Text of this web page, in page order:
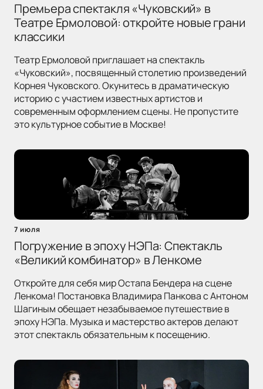
Премьера спектакля «Чуковский» в
Театре Ермоловой: откройте новые грани
классики
Театр Ермоловой приглашает на спектакль
«Чуковский», посвященный столетию произведений
Корнея Чуковского. Окунитесь в драматическую
историю с участием известных артистов и
современным оформлением сцены. Не пропустите
это культурное событие в Москве!
7 июля
Погружение в эпоху НЭПа: Спектакль
«Великий комбинатор» в Ленкоме
Откройте для себя мир Остапа Бендера на сцене
Ленкома! Постановка Владимира Панкова с Антоном
Шагиным обещает незабываемое путешествие в
эпоху НЭПа. Музыка и мастерство актеров делают
этот спектакль обязательным к посещению.